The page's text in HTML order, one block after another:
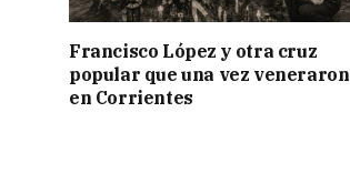
Francisco López y otra cruz
popular que una vez veneraron
en Corrientes